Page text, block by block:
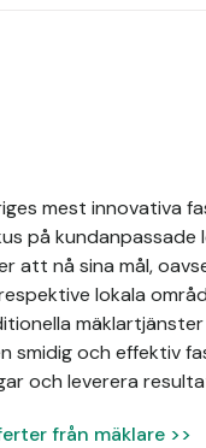
mest innovativa
på
att nå sina mål,
lokala
smidig och effektiv
och leverera
från mäklare >>